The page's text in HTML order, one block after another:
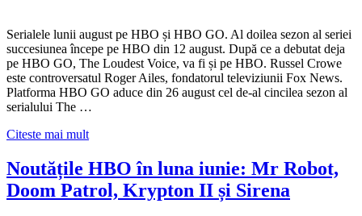
Serialele lunii august pe HBO și HBO GO. Al doilea sezon al seriei
succesiunea începe pe HBO din 12 august. După ce a debutat deja
pe HBO GO, The Loudest Voice, va fi și pe HBO. Russel Crowe
este controversatul Roger Ailes, fondatorul televiziunii Fox News.
Platforma HBO GO aduce din 26 august cel de-al cincilea sezon al
serialului The …
Citeste mai mult
Noutățile HBO în luna iunie: Mr Robot,
Doom Patrol, Krypton II și Sirena